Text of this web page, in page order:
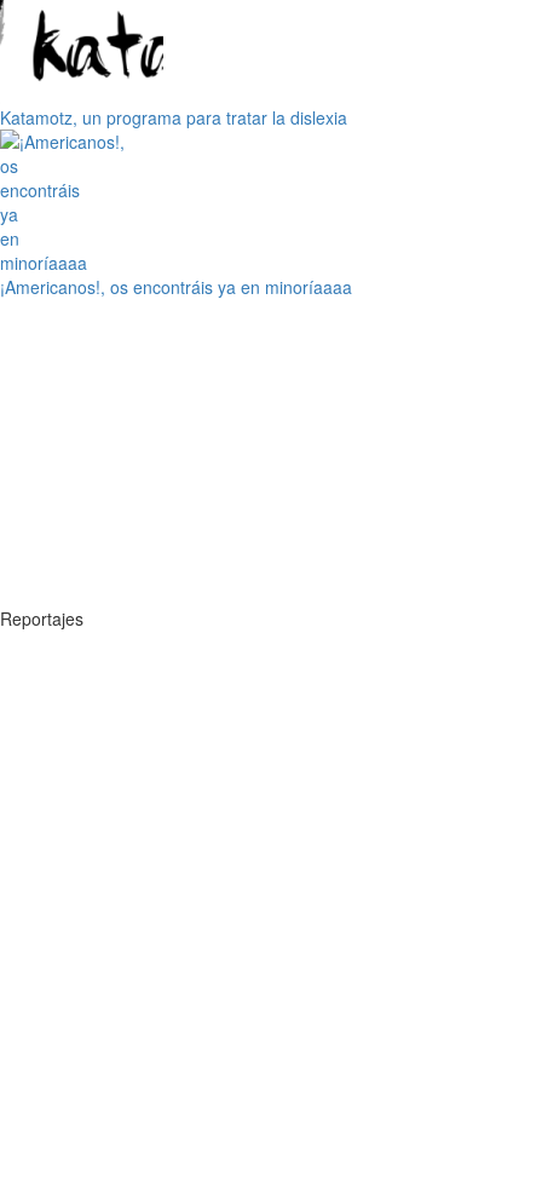
Katamotz, un programa para tratar la dislexia
¡Americanos!, os encontráis ya en minoríaaaa
Reportajes